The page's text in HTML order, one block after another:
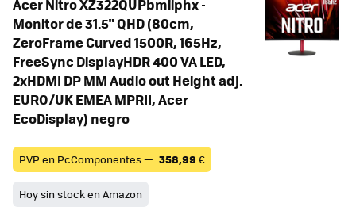
Monitor de 31.5" QHD (80cm,
ZeroFrame Curved 1500R, 165Hz,
FreeSync DisplayHDR 400 VA LED,
2xHDMI DP MM Audio out Height adj.
EURO/UK EMEA MPRII, Acer
EcoDisplay) negro
PVP en PcComponentes — 358,99 €
Hoy sin stock en Amazon